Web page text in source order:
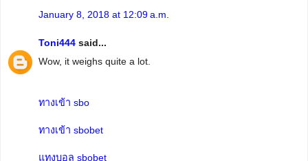
January 8, 2018 at 12:09 a.m.
Toni444 said...
Wow, it weighs quite a lot.
ทางเข้า sbo
ทางเข้า sbobet
แทงบอล sbobet